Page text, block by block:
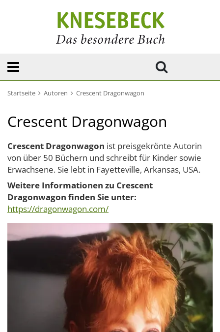
Startseite Autoren Crescent Dragonwagon
Crescent Dragonwagon
Crescent Dragonwagon ist preisgekrönte Autorin
von über 50 Büchern und schreibt für Kinder sowie
Erwachsene. Sie lebt in Fayetteville, Arkansas, USA.
Weitere Informationen zu Crescent
Dragonwagon finden Sie unter:
https://dragonwagon.com/